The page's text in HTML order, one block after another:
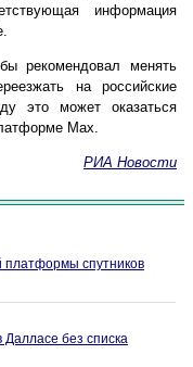
информация
рекомендовал менять
на российские
это может оказаться
Max.
РИА Новости
платформы спутников
без списка